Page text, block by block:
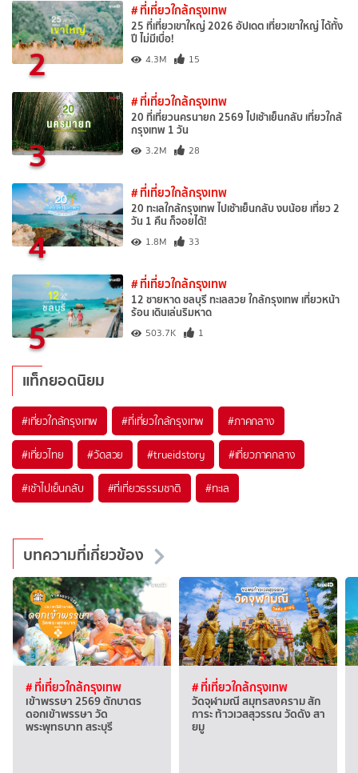
2
# ที่เที่ยวใกล้กรุงเทพ
25 ที่เที่ยวเขาใหญ่ 2026 อัปเดต เที่ยวเขาใหญ่ ได้ทั้ง
ปี ไม่มีเบื่อ!
4.3M 15
3
# ที่เที่ยวใกล้กรุงเทพ
20 ที่เที่ยวนครนายก 2569 ไปเช้าเย็นกลับ เที่ยวใกล้
กรุงเทพ 1 วัน
3.2M 28
4
# ที่เที่ยวใกล้กรุงเทพ
20 ทะเลใกล้กรุงเทพ ไปเช้าเย็นกลับ งบน้อย เที่ยว 2
วัน 1 คืน ก็จอยได้!
1.8M 33
5
# ที่เที่ยวใกล้กรุงเทพ
12 ชายหาด ชลบุรี ทะเลสวย ใกล้กรุงเทพ เที่ยวหน้า
ร้อน เดินเล่นริมหาด
503.7K 1
แท็กยอดนิยม
#เที่ยวใกล้กรุงเทพ #ที่เที่ยวใกล้กรุงเทพ #ภาคกลาง
#เที่ยวไทย #วัดสวย #trueidstory #เที่ยวภาคกลาง
#เช้าไปเย็นกลับ #ที่เที่ยวธรรมชาติ #ทะเล
บทความที่เกี่ยวข้อง
# ที่เที่ยวใกล้กรุงเทพ
เข้าพรรษา 2569 ตักบาตร
ดอกเข้าพรรษา วัด
พระพุทธบาท สระบุรี
# ที่เที่ยวใกล้กรุงเทพ
วัดจุฬามณี สมุทรสงคราม สัก
การะ ท้าวเวสสุวรรณ วัดดัง สา
ยมู